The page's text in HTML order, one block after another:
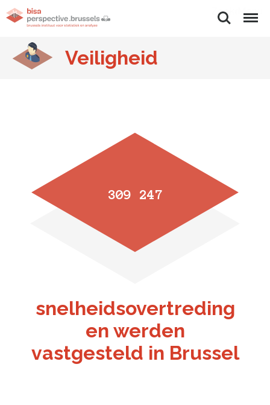
ZoekenMenu
Veiligheid
309 247
snelheidsovertreding
en werden
vastgesteld in Brussel